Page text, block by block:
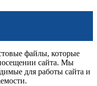
файлы, которые
сайта. Мы
для работы сайта и